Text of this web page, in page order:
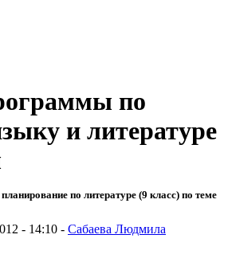
по
и литературе
по литературе (9 класс) по теме
- 14:10 - Сабаева Людмила